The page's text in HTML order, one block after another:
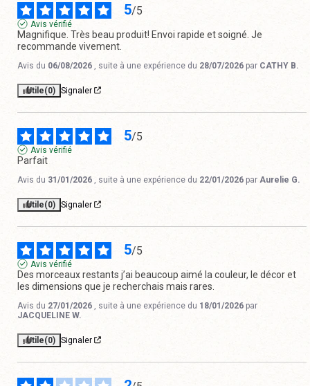
5/5
Avis vérifié
Magnifique. Très beau produit! Envoi rapide et soigné. Je
recommande vivement.
Avis du 06/08/2026 , suite à une expérience du 28/07/2026 par CATHY B.
Utile(0) Signaler
5/5
Avis vérifié
Parfait
Avis du 31/01/2026 , suite à une expérience du 22/01/2026 par Aurelie G.
Utile(0) Signaler
5/5
Avis vérifié
Des morceaux restants j’ai beaucoup aimé la couleur, le décor et
les dimensions que je recherchais mais rares.
Avis du 27/01/2026 , suite à une expérience du 18/01/2026 par
JACQUELINE W.
Utile(0) Signaler